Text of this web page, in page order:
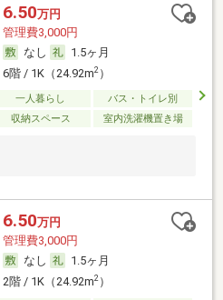
6.50万円
管理費3,000円
なし
1.5ヶ月
6階 / 1K（24.92m2）
一人暮らし
バス・トイレ別
収納スペース 室内洗濯機置き場
6.50万円
管理費3,000円
なし
1.5ヶ月
2階 / 1K（24.92m2）